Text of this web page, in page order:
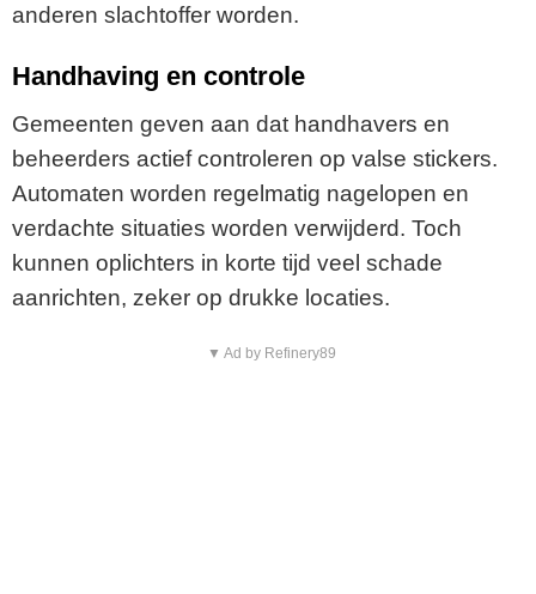
anderen slachtoffer worden.
Handhaving en controle
Gemeenten geven aan dat handhavers en
beheerders actief controleren op valse stickers.
Automaten worden regelmatig nagelopen en
verdachte situaties worden verwijderd. Toch
kunnen oplichters in korte tijd veel schade
aanrichten, zeker op drukke locaties.
▼ Ad by Refinery89